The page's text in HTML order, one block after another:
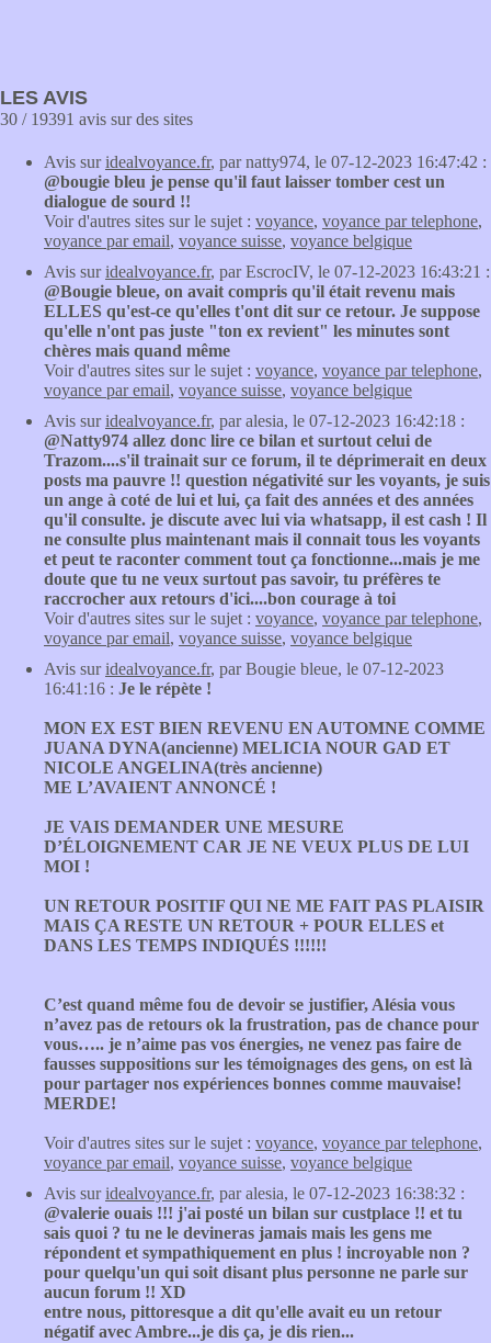
LES AVIS
30 / 19391 avis sur des sites
Avis suridealvoyance.fr, par natty974, le 07-12-2023 16:47:42 :
@bougie bleu je pense qu'il faut laisser tomber cest un
dialogue de sourd !!
Voir d'autres sites sur le sujet : voyance, voyance par telephone,
voyance par email, voyance suisse, voyance belgique
Avis suridealvoyance.fr, par EscrocIV, le 07-12-2023 16:43:21 :
@Bougie bleue, on avait compris qu'il était revenu mais
ELLES qu'est-ce qu'elles t'ont dit sur ce retour. Je suppose
qu'elle n'ont pas juste "ton ex revient" les minutes sont
chères mais quand même
Voir d'autres sites sur le sujet : voyance, voyance par telephone,
voyance par email, voyance suisse, voyance belgique
Avis suridealvoyance.fr, par alesia, le 07-12-2023 16:42:18 :
@Natty974 allez donc lire ce bilan et surtout celui de
Trazom....s'il trainait sur ce forum, il te déprimerait en deux
posts ma pauvre !! question négativité sur les voyants, je suis
un ange à coté de lui et lui, ça fait des années et des années
qu'il consulte. je discute avec lui via whatsapp, il est cash ! Il
ne consulte plus maintenant mais il connait tous les voyants
et peut te raconter comment tout ça fonctionne...mais je me
doute que tu ne veux surtout pas savoir, tu préfères te
raccrocher aux retours d'ici....bon courage à toi
Voir d'autres sites sur le sujet : voyance, voyance par telephone,
voyance par email, voyance suisse, voyance belgique
Avis suridealvoyance.fr, par Bougie bleue, le 07-12-2023
16:41:16 : Je le répète !
MON EX EST BIEN REVENU EN AUTOMNE COMME
JUANA DYNA(ancienne) MELICIA NOUR GAD ET
NICOLE ANGELINA(très ancienne)
ME L’AVAIENT ANNONCÉ !
JE VAIS DEMANDER UNE MESURE
D’ÉLOIGNEMENT CAR JE NE VEUX PLUS DE LUI
MOI !
UN RETOUR POSITIF QUI NE ME FAIT PAS PLAISIR
MAIS ÇA RESTE UN RETOUR + POUR ELLES et
DANS LES TEMPS INDIQUÉS !!!!!!
C’est quand même fou de devoir se justifier, Alésia vous
n’avez pas de retours ok la frustration, pas de chance pour
vous….. je n’aime pas vos énergies, ne venez pas faire de
fausses suppositions sur les témoignages des gens, on est là
pour partager nos expériences bonnes comme mauvaise!
MERDE!
Voir d'autres sites sur le sujet : voyance, voyance par telephone,
voyance par email, voyance suisse, voyance belgique
Avis suridealvoyance.fr, par alesia, le 07-12-2023 16:38:32 :
@valerie ouais !!! j'ai posté un bilan sur custplace !! et tu
sais quoi ? tu ne le devineras jamais mais les gens me
répondent et sympathiquement en plus ! incroyable non ?
pour quelqu'un qui soit disant plus personne ne parle sur
aucun forum !! XD
entre nous, pittoresque a dit qu'elle avait eu un retour
négatif avec Ambre...je dis ça, je dis rien...